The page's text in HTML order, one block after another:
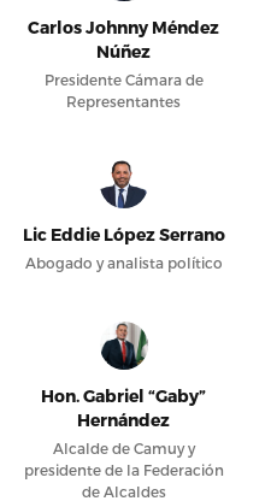
Carlos Johnny Méndez
Núñez
Presidente Cámara de
Representantes
Lic Eddie López Serrano
Abogado y analista político
Hon. Gabriel “Gaby”
Hernández
Alcalde de Camuy y
presidente de la Federación
de Alcaldes